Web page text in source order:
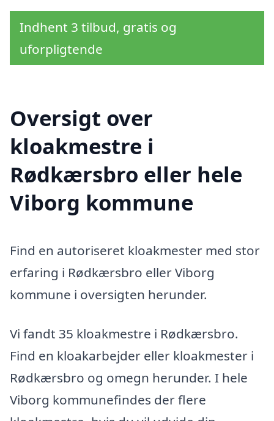
Indhent 3 tilbud, gratis og
uforpligtende
Oversigt over
kloakmestre i
Rødkærsbro eller hele
Viborg kommune
Find en autoriseret kloakmester med stor
erfaring i Rødkærsbro eller Viborg
kommune i oversigten herunder.
Vi fandt 35 kloakmestre i Rødkærsbro.
Find en kloakarbejder eller kloakmester i
Rødkærsbro og omegn herunder. I hele
Viborg kommunefindes der flere